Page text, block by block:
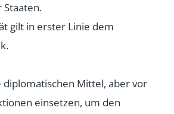
Staaten.
gilt in erster Linie dem
diplomatischen Mittel, aber vor
einsetzen, um den